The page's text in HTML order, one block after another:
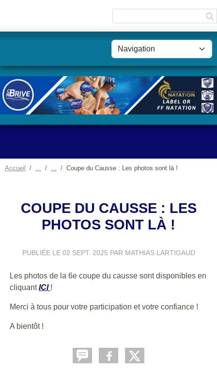
Accueil Coupe du Causse : Les photos sont là !
COUPE DU CAUSSE : LES
PHOTOS SONT LÀ !
PUBLIÉE LE 02 SEPT. 2025 PAR MATHIAS LARTIGAUD
Les photos de la 6e coupe du causse sont disponibles en
cliquantICI !
Merci à tous pour votre participation et votre confiance !
A bientôt !